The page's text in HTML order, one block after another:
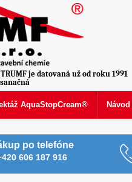
AquaStopCream® Návod
je datovaná už od roku 1991
po telefóne
606 187 916